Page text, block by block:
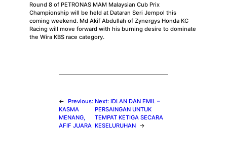
Round 8 of PETRONAS MAM Malaysian Cub Prix
Championship will be held at Dataran Seri Jempol this
coming weekend. Md Akif Abdullah of Zynergys Honda KC
Racing will move forward with his burning desire to dominate
the Wira KBS race category.
←
Previous:
KASMA
MENANG,
AFIF JUARA
Next: IDLAN DAN EMIL –
PERSAINGAN UNTUK
TEMPAT KETIGA SECARA
KESELURUHAN
→